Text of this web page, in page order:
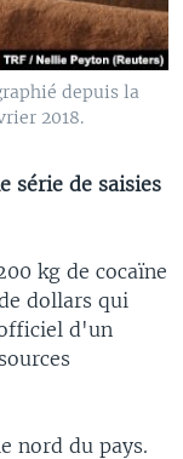
depuis la
2018.
série de saisies
kg de cocaïne
dollars qui
d'un
nord du pays.